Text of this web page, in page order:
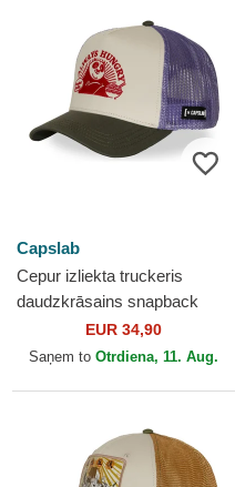
Capslab
Cepur izliekta truckeris
daudzkrāsains snapback
KFP FFU Po Kung Fu Panda
no Capslab
EUR 34,90
Saņem to Otrdiena, 11. Aug.